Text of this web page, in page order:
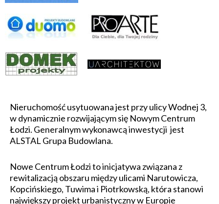
Nieruchomość usytuowana jest przy ulicy Wodnej 3,
w dynamicznie rozwijającym się Nowym Centrum
Łodzi. Generalnym wykonawcą inwestycji jest
ALSTAL Grupa Budowlana.
Nowe Centrum Łodzi to inicjatywa związana z
rewitalizacją obszaru między ulicami Narutowicza,
Kopcińskiego, Tuwima i Piotrkowską, która stanowi
największy projekt urbanistyczny w Europie